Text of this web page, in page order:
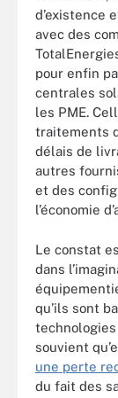
d’existence
avec des
pour enfin
centrales
les PME.
traitements
délais de
autres
et des
l’économie
Le constat
dans
qu’ils sont
technologies
souvient
une perte
du fait des